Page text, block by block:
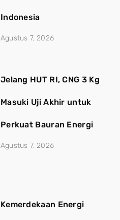
Indonesia
Agustus 7, 2026
Jelang HUT RI, CNG 3 Kg
Masuki Uji Akhir untuk
Perkuat Bauran Energi
Agustus 7, 2026
Kemerdekaan Energi